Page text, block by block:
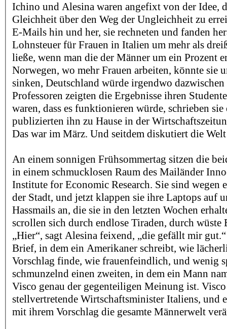
Ichino und Alesina waren angefixt von der Idee,
Gleichheit über den Weg der Ungleichheit zu
E-Mails hin und her, sie rechneten und fanden
Lohnsteuer für Frauen in Italien um mehr als
ließe, wenn man die der Männer um ein Prozent
Norwegen, wo mehr Frauen arbeiten, könnte sie
sinken, Deutschland würde irgendwo
Professoren zeigten die Ergebnisse ihren
waren, dass es funktionieren würde, schrieben
publizierten ihn zu Hause in der
Das war im März. Und seitdem diskutiert die
An einem sonnigen Frühsommertag sitzen die
in einem schmucklosen Raum des Mailänder
Institute for Economic Research. Sie sind wegen
der Stadt, und jetzt klappen sie ihre Laptops auf
Hassmails an, die sie in den letzten Wochen
scrollen sich durch endlose Tiraden, durch wüste
„Hier“, sagt Alesina feixend, „die gefällt mir
Brief, in dem ein Amerikaner schreibt, wie
Vorschlag finde, wie frauenfeindlich, und wenig
schmunzelnd einen zweiten, in dem ein Mann
Visco genau der gegenteiligen Meinung ist.
stellvertretende Wirtschaftsminister Italiens, und
mit ihrem Vorschlag die gesamte Männerwelt